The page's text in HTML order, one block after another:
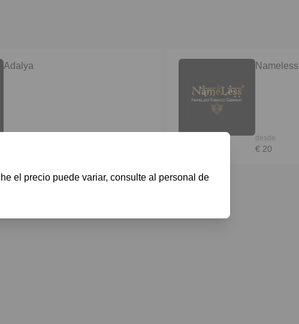
Adalya Nameless
desde
€ 20
el precio puede variar, consulte al personal de